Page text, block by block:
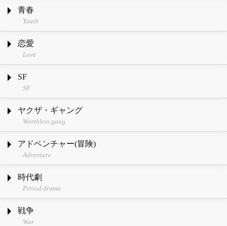
青春
Youth
恋愛
Love
SF
SF
ヤクザ・ギャング
Worthless gang
アドベンチャー(冒険)
Adventure
時代劇
Period drama
戦争
War